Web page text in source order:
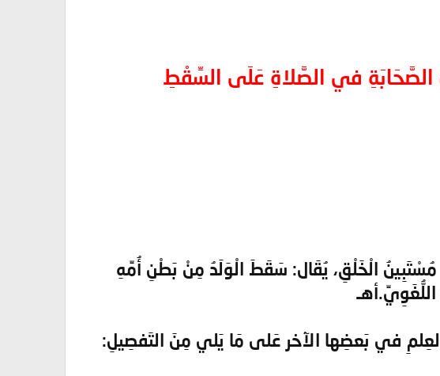
الصَّحَابَةِ في الصَّلاةِ عَلَى السِّقْطِ
الْخَلْقِ، يُقَال: سَقَطَ الْوَلَدُ مِنْ بَطْنِ أُمِّهِ
في بَعضِها الآخر عَلى مَا يَلي مِنَ التَفصِيلِ: